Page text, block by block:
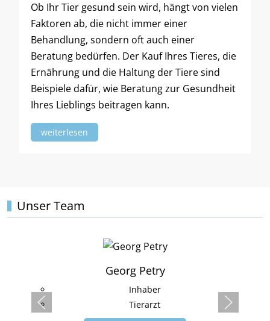
Ob Ihr Tier gesund sein wird, hängt von vielen
Faktoren ab, die nicht immer einer
Behandlung, sondern oft auch einer
Beratung bedürfen. Der Kauf Ihres Tieres, die
Ernährung und die Haltung der Tiere sind
Beispiele dafür, wie Beratung zur Gesundheit
Ihres Lieblings beitragen kann.
weiterlesen
Unser Team
Georg Petry
Inhaber
Tierarzt